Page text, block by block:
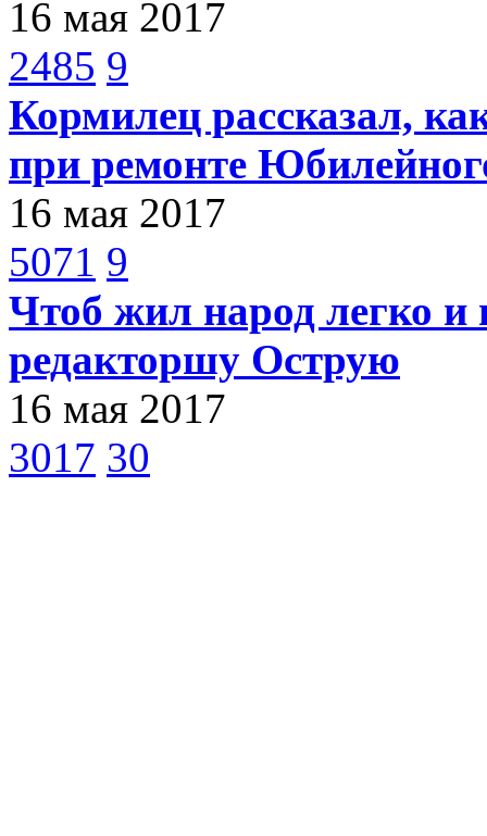
16 мая 2017
2485 9
Кормилец рассказал,
при ремонте
16 мая 2017
5071 9
Чтоб жил народ легко и
редакторшу Острую
16 мая 2017
3017 30